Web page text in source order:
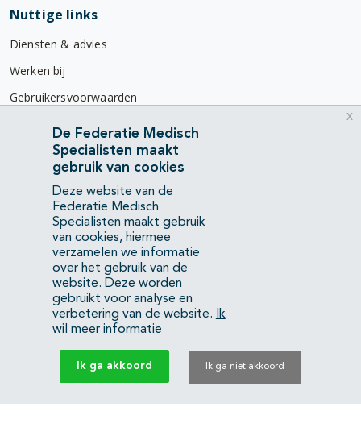
Nuttige links
Diensten & advies
Werken bij
Gebruikersvoorwaarden
Privacyverklaring
Contact
Mercatorlaan 1200
3528 BL Utrecht
(088) 505 34 34
info@richtlijnendatabase.nl
YouTubeLinkedIn
KvK Federatie Medisch Specialisten:40483480
Privacyverklaring
De Federatie Medisch
Specialisten maakt
gebruik van cookies
Deze website van de
Federatie Medisch
Specialisten maakt gebruik
van cookies, hiermee
verzamelen we informatie
over het gebruik van de
website. Deze worden
gebruikt voor analyse en
verbetering van de website.
Ik
wil meer informatie
Ik ga akkoord Ik ga niet akkoord
x